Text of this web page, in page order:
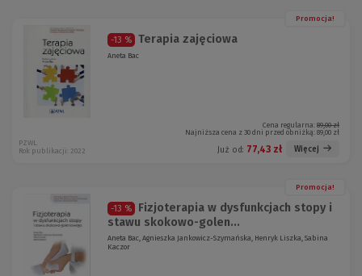
Promocja!
-13 % Terapia zajęciowa
Aneta Bac
Cena regularna: 89,00 zł
Najniższa cena z 30 dni przed obniżką: 89,00 zł
Już od: 77,43 zł Więcej
PZWL
Rok publikacji: 2022
Promocja!
-13 %
Fizjoterapia w dysfunkcjach stopy i
stawu skokowo-golen...
Aneta Bac, Agnieszka Jankowicz-Szymańska, Henryk Liszka, Sabina
Kaczor